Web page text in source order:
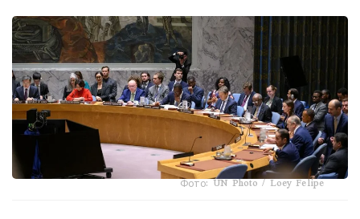
Фото: UN Photo / Loey Felipe